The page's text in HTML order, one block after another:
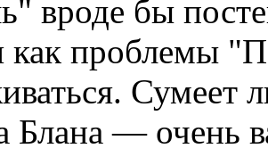
вроде бы
как проблемы
Сумеет
Блана — очень